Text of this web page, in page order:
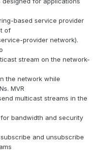
based service provider
of
provider network).
stream on the network-
the network while
MVR
multicast streams in the
bandwidth and security
and unsubscribe